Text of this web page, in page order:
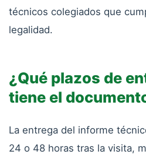
técnicos colegiados que
legalidad.
¿Qué plazos de
tiene el
La entrega del informe
24 o 48 horas tras la visita,